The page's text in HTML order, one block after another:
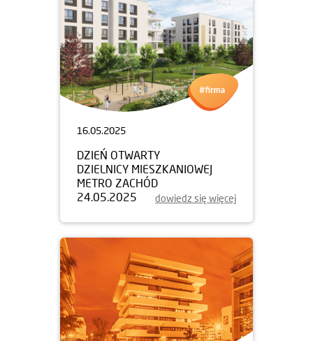
16.05.2025
DZIEŃ OTWARTY
DZIELNICY MIESZKANIOWEJ
METRO ZACHÓD
24.05.2025
dowiedz się więcej